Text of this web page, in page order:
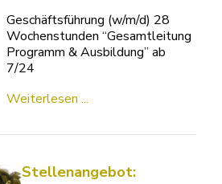
Geschäftsführung (w/m/d) 28
Wochenstunden “Gesamtleitung
Programm & Ausbildung” ab
7/24
Weiterlesen ...
Stellenangebot: